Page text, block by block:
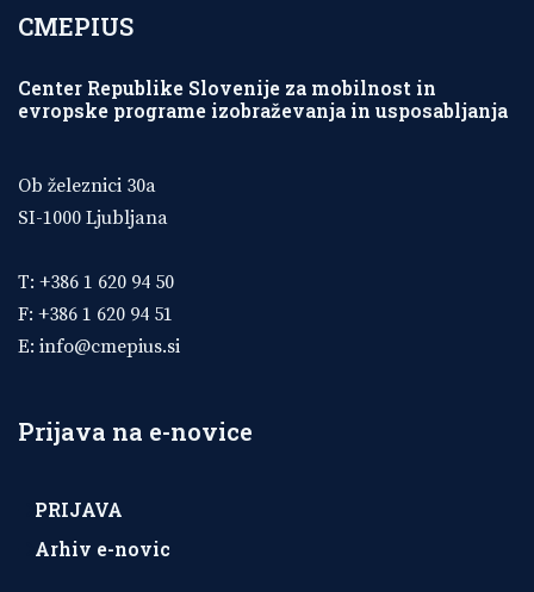
CMEPIUS
Center Republike Slovenije za mobilnost in
evropske programe izobraževanja in usposabljanja
Ob železnici 30a
SI-1000 Ljubljana
T: +386 1 620 94 50
F: +386 1 620 94 51
E: info@cmepius.si
Prijava na e-novice
PRIJAVA
Arhiv e-novic